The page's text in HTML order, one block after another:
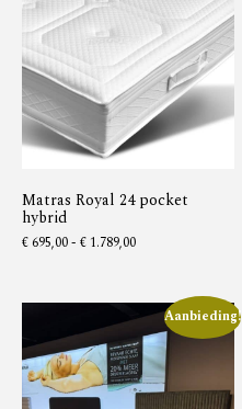
Matras Royal 24 pocket
hybrid
€ 695,00- €1.789,00
Aanbieding!